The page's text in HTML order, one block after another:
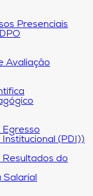
Presenciais
Avaliação
(PDI))
Resultados do